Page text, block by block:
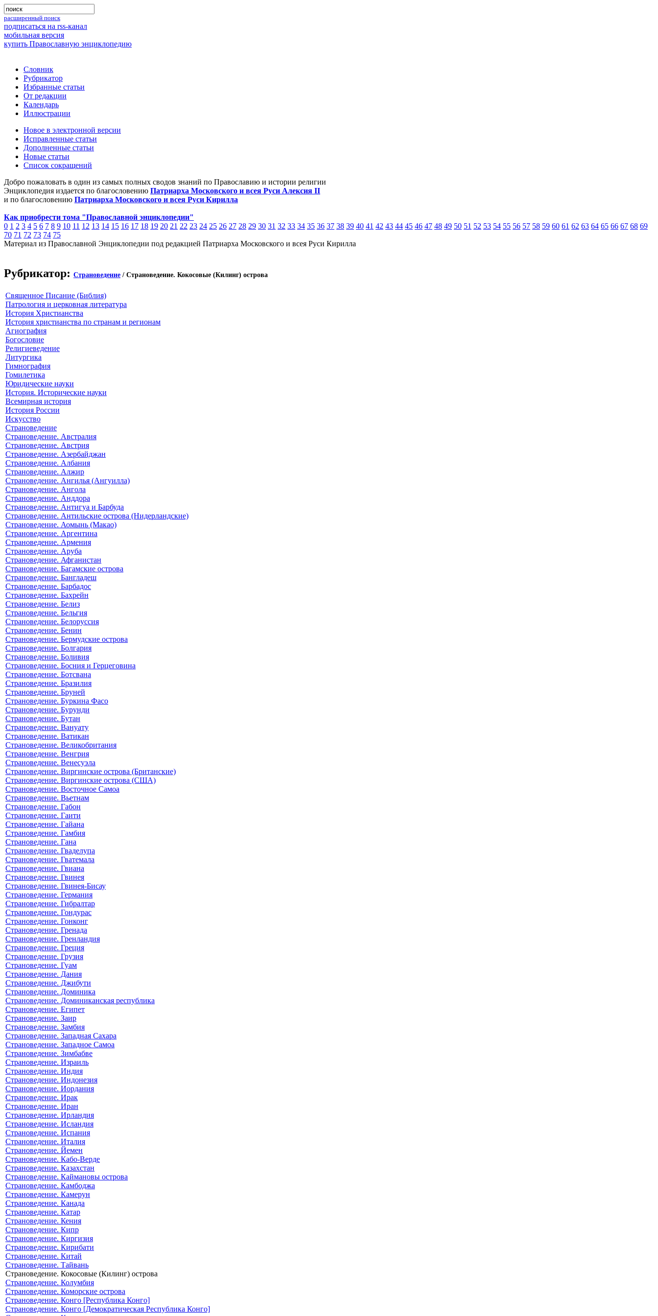
расширенный поиск
подписаться на rss-канал
мобильная версия
купить Православную энциклопедию
Словник
Рубрикатор
Избранные статьи
От редакции
Календарь
Иллюстрации
Новое в электронной версии
Исправленные статьи
Дополненные статьи
Новые статьи
Список сокращений
Добро пожаловать в один из самых полных сводов знаний по Православию и истории религии
Энциклопедия издается по благословению Патриарха Московского и всея Руси Алексия II
и по благословению Патриарха Московского и всея Руси Кирилла
Как приобрести тома "Православной энциклопедии"
0 1 2 3 4 5 6 7 8 9 10 11 12 13 14 15 16 17 18 19 20 21 22 23 24 25 26 27 28 29 30 31 32 33 34 35 36 37 38 39 40 41 42 43 44 45 46 47 48 49 50 51 52 53 54 55 56 57 58 59 60 61 62 63 64 65 66 67 68 69
70 71 72 73 74 75
Материал из Православной Энциклопедии под редакцией Патриарха Московского и всея Руси Кирилла
Рубрикатор: Страноведение / Страноведение. Кокосовые (Килинг) острова
Священное Писание (Библия)
Патрология и церковная литература
История Христианства
История христианства по странам и регионам
Агиография
Богословие
Религиеведение
Литургика
Гимнография
Гомилетика
Юридические науки
История. Исторические науки
Всемирная история
История России
Искусство
Страноведение
Страноведение. Австралия
Страноведение. Австрия
Страноведение. Азербайджан
Страноведение. Албания
Страноведение. Алжир
Страноведение. Ангилья (Ангуилла)
Страноведение. Ангола
Страноведение. Анддора
Страноведение. Антигуа и Барбуда
Страноведение. Антильские острова (Нидерландские)
Страноведение. Аомынь (Макао)
Страноведение. Аргентина
Страноведение. Армения
Страноведение. Аруба
Страноведение. Афганистан
Страноведение. Багамские острова
Страноведение. Бангладеш
Страноведение. Барбадос
Страноведение. Бахрейн
Страноведение. Белиз
Страноведение. Бельгия
Страноведение. Белоруссия
Страноведение. Бенин
Страноведение. Бермудские острова
Страноведение. Болгария
Страноведение. Боливия
Страноведение. Босния и Герцеговина
Страноведение. Ботсвана
Страноведение. Бразилия
Страноведение. Бруней
Страноведение. Буркина Фасо
Страноведение. Бурунди
Страноведение. Бутан
Страноведение. Вануату
Страноведение. Ватикан
Страноведение. Великобритания
Страноведение. Венгрия
Страноведение. Венесуэла
Страноведение. Виргинские острова (Британские)
Страноведение. Виргинские острова (США)
Страноведение. Восточное Самоа
Страноведение. Вьетнам
Страноведение. Габон
Страноведение. Гаити
Страноведение. Гайана
Страноведение. Гамбия
Страноведение. Гана
Страноведение. Гваделупа
Страноведение. Гватемала
Страноведение. Гвиана
Страноведение. Гвинея
Страноведение. Гвинея-Бисау
Страноведение. Германия
Страноведение. Гибралтар
Страноведение. Гондурас
Страноведение. Гонконг
Страноведение. Гренада
Страноведение. Гренландия
Страноведение. Греция
Страноведение. Грузия
Страноведение. Гуам
Страноведение. Дания
Страноведение. Джибути
Страноведение. Доминика
Страноведение. Доминиканская республика
Страноведение. Египет
Страноведение. Заир
Страноведение. Замбия
Страноведение. Западная Сахара
Страноведение. Западное Самоа
Страноведение. Зимбабве
Страноведение. Израиль
Страноведение. Индия
Страноведение. Индонезия
Страноведение. Иордания
Страноведение. Ирак
Страноведение. Иран
Страноведение. Ирландия
Страноведение. Исландия
Страноведение. Испания
Страноведение. Италия
Страноведение. Йемен
Страноведение. Кабо-Верде
Страноведение. Казахстан
Страноведение. Каймановы острова
Страноведение. Камбоджа
Страноведение. Камерун
Страноведение. Канада
Страноведение. Катар
Страноведение. Кения
Страноведение. Кипр
Страноведение. Киргизия
Страноведение. Кирибати
Страноведение. Китай
Страноведение. Тайвань
Страноведение. Кокосовые (Килинг) острова
Страноведение. Колумбия
Страноведение. Коморские острова
Страноведение. Конго [Республика Конго]
Страноведение. Конго [Демократическая Республика Конго]